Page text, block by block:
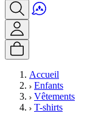
Accueil
Enfants
Vêtements
T-shirts